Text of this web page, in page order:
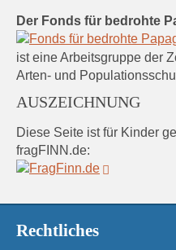
Der Fonds für bedrohte
ist eine Arbeitsgruppe der
Arten- und
AUSZEICHNUNG
Diese Seite ist für Kinder
fragFINN.de:
Rechtliches